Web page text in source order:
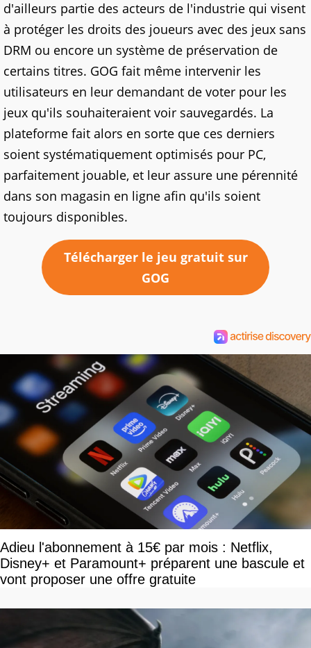
d'ailleurs partie des acteurs de l'industrie qui visent
à protéger les droits des joueurs avec des jeux sans
DRM ou encore un système de préservation de
certains titres. GOG fait même intervenir les
utilisateurs en leur demandant de voter pour les
jeux qu'ils souhaiteraient voir sauvegardés. La
plateforme fait alors en sorte que ces derniers
soient systématiquement optimisés pour PC,
parfaitement jouable, et leur assure une pérennité
dans son magasin en ligne afin qu'ils soient
toujours disponibles.
Télécharger le jeu gratuit sur
GOG
Adieu l'abonnement à 15€ par mois : Netflix,
Disney+ et Paramount+ préparent une bascule et
vont proposer une offre gratuite